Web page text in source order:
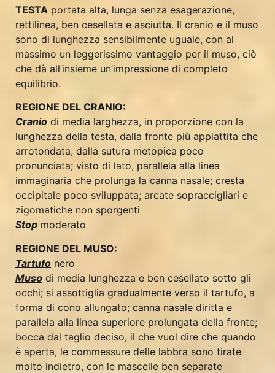
TESTA portata alta, lunga senza esagerazione,
rettilinea, ben cesellata e asciutta. Il cranio e il muso
sono di lunghezza sensibilmente uguale, con al
massimo un leggerissimo vantaggio per il muso, ciò
che dà all’insieme un’impressione di completo
equilibrio.
REGIONE DEL CRANIO:
Cranio di media larghezza, in proporzione con la
lunghezza della testa, dalla fronte più appiattita che
arrotondata, dalla sutura metopica poco
pronunciata; visto di lato, parallela alla linea
immaginaria che prolunga la canna nasale; cresta
occipitale poco sviluppata; arcate sopraccigliari e
zigomatiche non sporgenti
Stop moderato
REGIONE DEL MUSO:
Tartufo nero
Muso di media lunghezza e ben cesellato sotto gli
occhi; si assottiglia gradualmente verso il tartufo, a
forma di cono allungato; canna nasale diritta e
parallela alla linea superiore prolungata della fronte;
bocca dal taglio deciso, il che vuol dire che quando
è aperta, le commessure delle labbra sono tirate
molto indietro, con le mascelle ben separate